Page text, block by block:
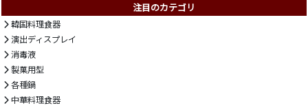
注目のカテゴリ
韓国料理食器
演出ディスプレイ
消毒液
製菓用型
各種鍋
中華料理食器